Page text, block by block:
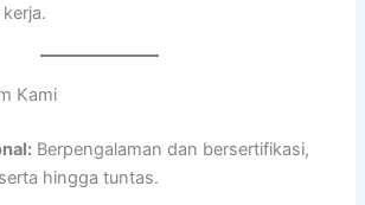
Kami
Berpengalaman dan bersertifikasi,
hingga tuntas.